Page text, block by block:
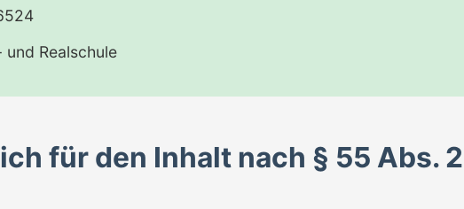
und Realschule
für den Inhalt nach § 55 Abs. 2